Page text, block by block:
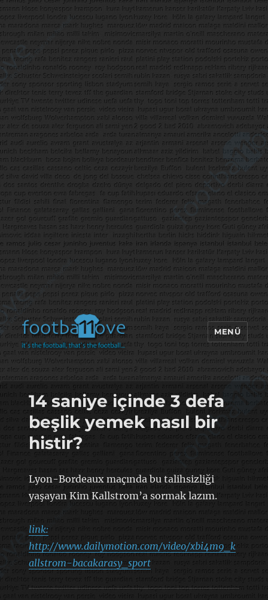
footbaLLove
MENÜ
14 saniye içinde 3 defa
beşlik yemek nasıl bir
histir?
Lyon-Bordeaux maçında bu talihsizliği
yaşayan Kim Kallstrom’a sormak lazım.
link:
http://www.dailymotion.com/video/xbi4m9_k
allstrom-bacakarasy_sport